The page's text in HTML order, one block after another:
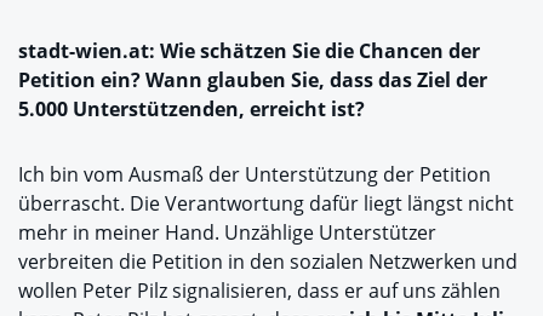
stadt-wien.at: Wie schätzen Sie die Chancen der
Petition ein? Wann glauben Sie, dass das Ziel der
5.000 Unterstützenden, erreicht ist?
Ich bin vom Ausmaß der Unterstützung der Petition
überrascht. Die Verantwortung dafür liegt längst nicht
mehr in meiner Hand. Unzählige Unterstützer
verbreiten die Petition in den sozialen Netzwerken und
wollen Peter Pilz signalisieren, dass er auf uns zählen